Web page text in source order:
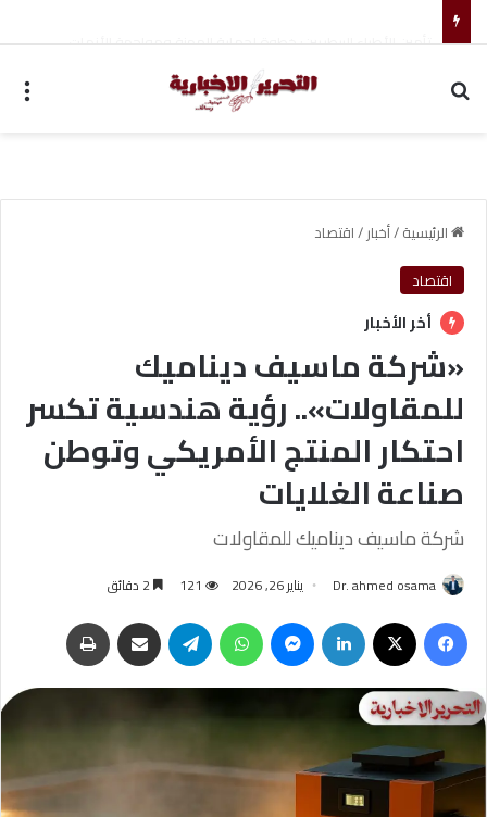
الرئيسية/أخبار/اقتصاد
اقتصاد
أخر الأخبار
«شركة ماسيف ديناميك
للمقاولات».. رؤية هندسية تكسر
احتكار المنتج الأمريكي وتوطن
صناعة الغلايات
شركة ماسيف ديناميك للمقاولات
Dr. ahmed osama يناير 26, 2026 121